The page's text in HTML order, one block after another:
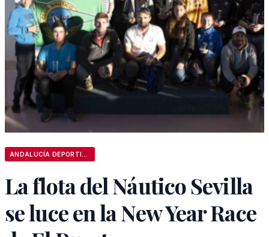
La flota del Náutico Sevilla
se luce en la New Year Race